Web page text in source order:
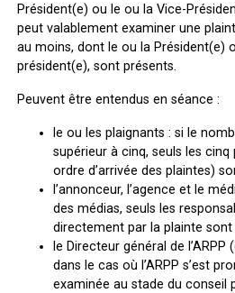
Président(e) ou le ou la Vice-
peut valablement examiner une
au moins, dont le ou la Président(e)
président(e), sont présents.
Peuvent être entendus en séance :
le ou les plaignants : si le
supérieur à cinq, seuls les
ordre d’arrivée des plaintes)
l’annonceur, l’agence et le
des médias, seuls les
directement par la plainte
le Directeur général de
dans le cas où l’ARPP s’est
examinée au stade du conseil